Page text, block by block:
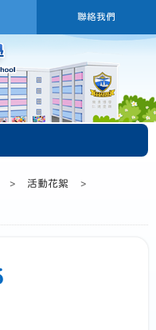
聯絡我們
> 活動花絮
>